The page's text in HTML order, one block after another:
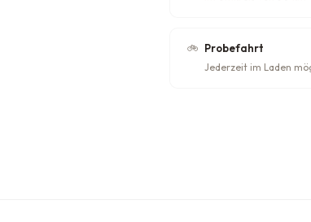
🚲 Probefahrt
Jederzeit im Laden